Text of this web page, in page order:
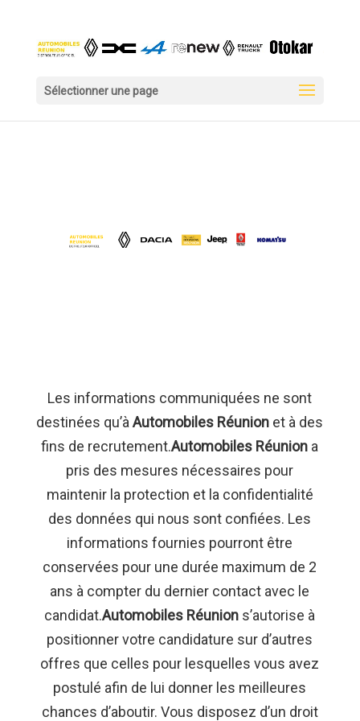
Sélectionner une page
Les informations communiquées ne sont
destinées qu’àAutomobiles Réunion et à des
fins de recrutement.Automobiles Réunion a
pris des mesures nécessaires pour
maintenir la protection et la confidentialité
des données qui nous sont confiées. Les
informations fournies pourront être
conservées pour une durée maximum de 2
ans à compter du dernier contact avec le
candidat.Automobiles Réunion s’autorise à
positionner votre candidature sur d’autres
offres que celles pour lesquelles vous avez
postulé afin de lui donner les meilleures
chances d’aboutir. Vous disposez d’un droit